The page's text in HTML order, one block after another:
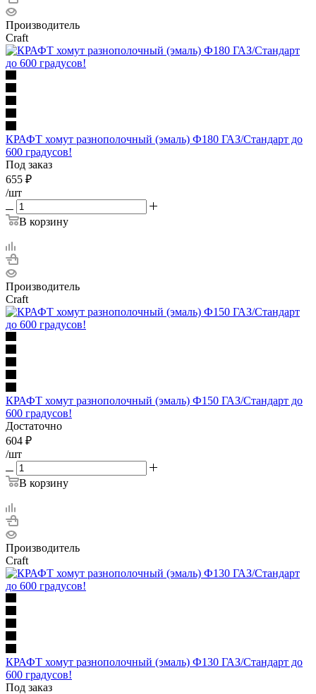
Производитель
Craft
КРАФТ хомут разнополочный (эмаль) Ф180 ГАЗ/Стандарт до
600 градусов!
Под заказ
655 ₽
/шт
В корзину
Производитель
Craft
КРАФТ хомут разнополочный (эмаль) Ф150 ГАЗ/Стандарт до
600 градусов!
Достаточно
604 ₽
/шт
В корзину
Производитель
Craft
КРАФТ хомут разнополочный (эмаль) Ф130 ГАЗ/Стандарт до
600 градусов!
Под заказ